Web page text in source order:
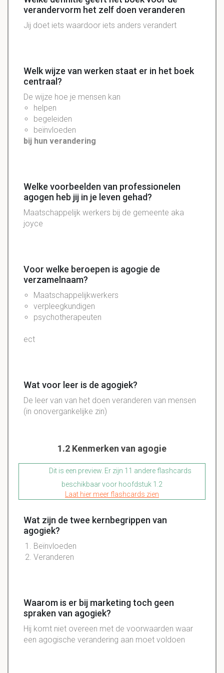
verandervorm het zelf doen veranderen
Jij doet iets waardoor iets anders verandert
Welk wijze van werken staat er in het boek
centraal?
De wijze hoe je mensen kan
helpen
begeleiden
beïnvloeden
bij hun verandering
Welke voorbeelden van professionelen
agogen heb jij in je leven gehad?
Maatschappelijk werkers bij de gemeente aka
joyce
Voor welke beroepen is agogie de
verzamelnaam?
Maatschappelijkwerkers
verpleegkundigen
psychotherapeuten
ect
Wat voor leer is de agogiek?
De leer van van het doen veranderen van mensen
(in onovergankelijke zin)
1.2 Kenmerken van agogie
Dit is een preview. Er zijn 11 andere flashcards
beschikbaar voor hoofdstuk 1.2
Laat hier meer flashcards zien
Wat zijn de twee kernbegrippen van
agogiek?
Beïnvloeden
Veranderen
Waarom is er bij marketing toch geen
spraken van agogiek?
Hij komt niet overeen met de voorwaarden waar
een agogische verandering aan moet voldoen